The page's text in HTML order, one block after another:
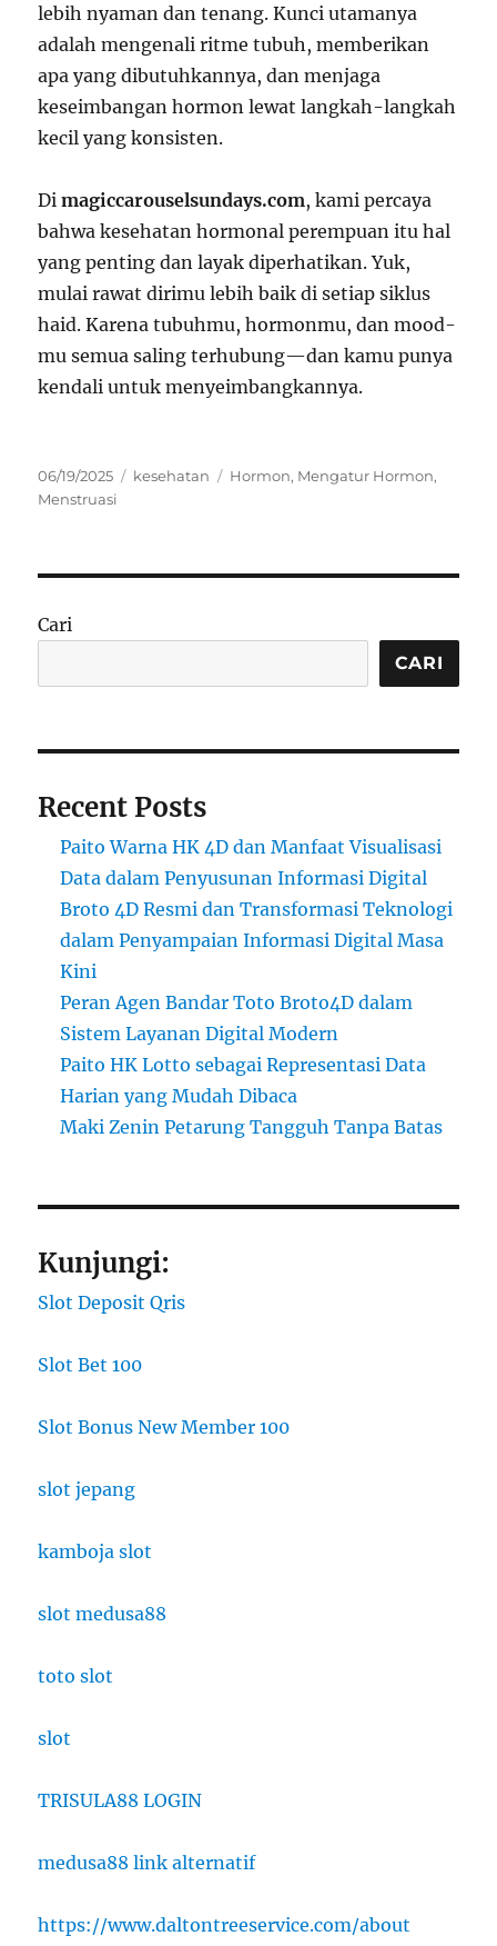
lebih nyaman dan tenang. Kunci utamanya
adalah mengenali ritme tubuh, memberikan
apa yang dibutuhkannya, dan menjaga
keseimbangan hormon lewat langkah-langkah
kecil yang konsisten.
Dimagiccarouselsundays.com, kami percaya
bahwa kesehatan hormonal perempuan itu hal
yang penting dan layak diperhatikan. Yuk,
mulai rawat dirimu lebih baik di setiap siklus
haid. Karena tubuhmu, hormonmu, dan mood-
mu semua saling terhubung—dan kamu punya
kendali untuk menyeimbangkannya.
Posted
on
06/19/2025 Categories
kesehatan Tags
Hormon, Mengatur Hormon,
Menstruasi
Cari
CARI
Recent Posts
Paito Warna HK 4D dan Manfaat Visualisasi
Data dalam Penyusunan Informasi Digital
Broto 4D Resmi dan Transformasi Teknologi
dalam Penyampaian Informasi Digital Masa
Kini
Peran Agen Bandar Toto Broto4D dalam
Sistem Layanan Digital Modern
Paito HK Lotto sebagai Representasi Data
Harian yang Mudah Dibaca
Maki Zenin Petarung Tangguh Tanpa Batas
Kunjungi:
Slot Deposit Qris
Slot Bet 100
Slot Bonus New Member 100
slot jepang
kamboja slot
slot medusa88
toto slot
slot
TRISULA88 LOGIN
medusa88 link alternatif
https://www.daltontreeservice.com/about